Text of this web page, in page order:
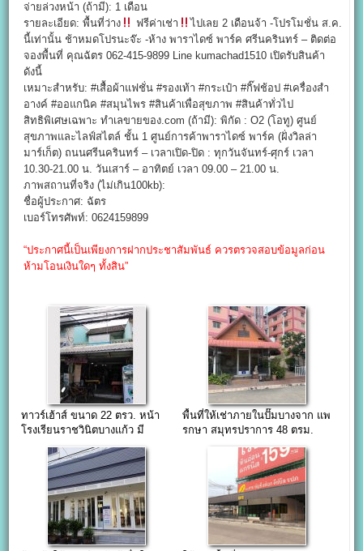
จ่ายล่วงหน้า (ถ้ามี): 1 เดือน
รายละเอียด: พื้นที่ว่าง
ฟรีค่าเช่า
ไปเลย 2 เดือนจ้า -โปรโมชั่น ส.ค.
นี้เท่านั้น ช้าหมดโปรนะจ๊ะ -ห้าง พาราไดซ์ พาร์ค ศรีนครินทร์ – ติดต่อ
จองพื้นที่ คุณฉัตร 062-415-9899 Line kumachad1510 เปิดรับสินค้า
ดังนี้
เหมาะสำหรับ: #เสื้อผ้าแฟชั่น #รองเท้า #กระเป๋า #กิ๊ฟช้อป #เครื่องสำ
อางค์ #ออแกนิค #สมุนไพร #สินค้าเพื่อสุขภาพ #สินค้าทั่วไป
สิทธิพิเศษเฉพาะ ทำเลขายของ.com (ถ้ามี): พิกัด : O2 (โอทู) ศูนย์
สุขภาพและไลฟ์สไตล์ ชั้น 1 ศูนย์การค้าพาราไดซ์ พาร์ค (ฝั่งวิลล่า
มาร์เก็ต) ถนนศรีนครินทร์ – เวลาเปิด-ปิด : ทุกวันจันทร์-ศุกร์ เวลา
10.30-21.00 น. วันเสาร์ – อาทิตย์ เวลา 09.00 – 21.00 น.
ภาพสถานที่จริง (ไม่เกิน100kb):
ชื่อผู้ประกาศ: ฉัตร
เบอร์โทรศัพท์: 0624159899
“ประกาศนี้เป็นเพียงการฝากประชาสัมพันธ์ ควรตรวจสอบข้อมูลก่อน
ห้ามโอนเงินใดๆ ทั้งสิน”
ทาวร์เฮ้าส์ ขนาด 22 ตรว. หน้า
โรงเรียนราชวินิตบางแก้ว มี
ทางออกเมกะบางนาและบางนา-
พื้นที่ให้เช่าภายในปั๊มบางจาก แพ
รกษา สมุทรปราการ 48 ตรม.